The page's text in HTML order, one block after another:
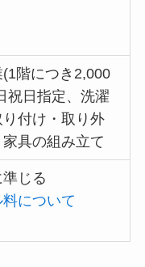
階につき2,000
祝日指定、洗濯
付け・取り外
具の組み立て
じる
について